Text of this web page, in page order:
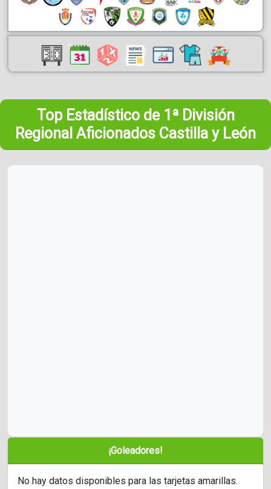
Top Estadístico de 1ª División
Regional Aficionados Castilla y León
¡Goleadores!
No hay datos disponibles para las tarjetas amarillas.